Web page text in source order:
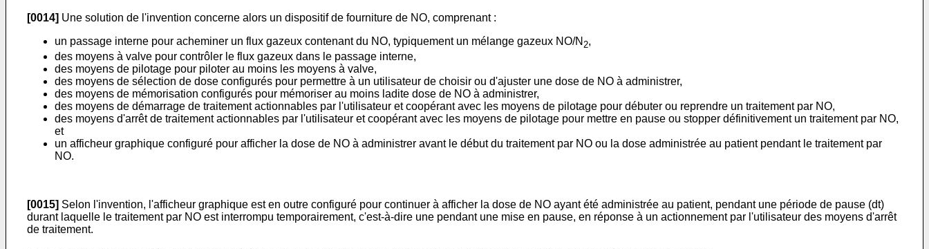
[0014] Une solution de l'invention concerne alors un dispositif de fourniture de NO, comprenant :
un passage interne pour acheminer un flux gazeux contenant du NO, typiquement un mélange gazeux NO/N 2,
des moyens à valve pour contrôler le flux gazeux dans le passage interne,
des moyens de pilotage pour piloter au moins les moyens à valve,
des moyens de sélection de dose configurés pour permettre à un utilisateur de choisir ou d'ajuster une dose de NO à administrer,
des moyens de mémorisation configurés pour mémoriser au moins ladite dose de NO à administrer,
des moyens de démarrage de traitement actionnables par l'utilisateur et coopérant avec les moyens de pilotage pour débuter ou reprendre un traitement par NO,
des moyens d'arrêt de traitement actionnables par l'utilisateur et coopérant avec les moyens de pilotage pour mettre en pause ou stopper définitivement un traitement par NO,
et
un afficheur graphique configuré pour afficher la dose de NO à administrer avant le début du traitement par NO ou la dose administrée au patient pendant le traitement par
NO.
[0015] Selon l'invention, l'afficheur graphique est en outre configuré pour continuer à afficher la dose de NO ayant été administrée au patient, pendant une période de pause (dt)
durant laquelle le traitement par NO est interrompu temporairement, c'est-à-dire une pendant une mise en pause, en réponse à un actionnement par l'utilisateur des moyens d'arrêt
de traitement.